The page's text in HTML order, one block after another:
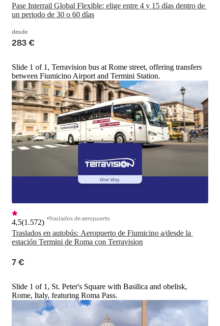
Pase Interrail Global Flexible: elige entre 4 y 15 días dentro de
un periodo de 30 o 60 días
desde
283 €
Slide 1 of 1, Terravision bus at Rome street, offering transfers
between Fiumicino Airport and Termini Station.
Traslados en autobús: Aeropuerto de Fiumicino a/desde la
estación Termini de Roma con Terravision
4,5(1.572) Traslados de aeropuerto
7 €
Slide 1 of 1, St. Peter's Square with Basilica and obelisk,
Rome, Italy, featuring Roma Pass.